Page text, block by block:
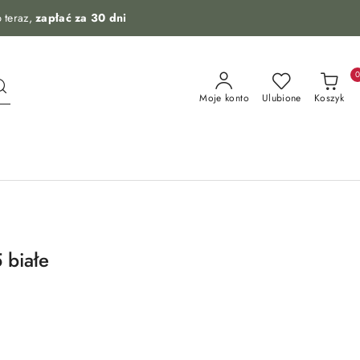
teraz, zapłać za 30 dni
Moje konto Ulubione Koszyk
0